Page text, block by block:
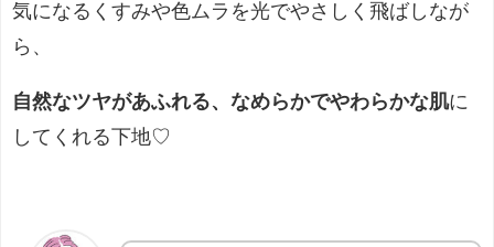
気になるくすみや色ムラを光でやさしく飛ばしなが
ら、
自然なツヤがあふれる、なめらかでやわらかな肌に
してくれる下地♡